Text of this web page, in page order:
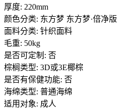
厚度: 220mm
颜色分类: 东方梦 东方梦·倍净版
面料分类: 针织面料
毛重: 50kg
是否可定制: 否
棕榈类型: 3D或3E椰棕
是否有保健功能: 否
海绵类型: 普通海绵
适用对象: 成人